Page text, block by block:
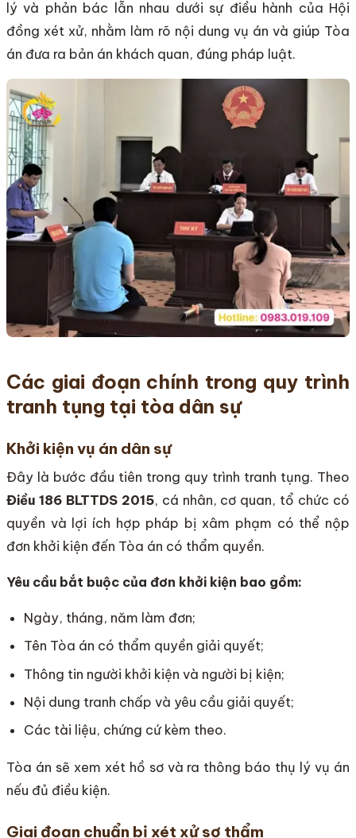
lý và phản bác lẫn nhau dưới sự điều hành của Hội
đồng xét xử, nhằm làm rõ nội dung vụ án và giúp Tòa
án đưa ra bản án khách quan, đúng pháp luật.
Các giai đoạn chính trong quy trình
tranh tụng tại tòa dân sự
Khởi kiện vụ án dân sự
Đây là bước đầu tiên trong quy trình tranh tụng. Theo
Điều 186 BLTTDS 2015, cá nhân, cơ quan, tổ chức có
quyền và lợi ích hợp pháp bị xâm phạm có thể nộp
đơn khởi kiện đến Tòa án có thẩm quyền.
Yêu cầu bắt buộc của đơn khởi kiện bao gồm:
Ngày, tháng, năm làm đơn;
Tên Tòa án có thẩm quyền giải quyết;
Thông tin người khởi kiện và người bị kiện;
Nội dung tranh chấp và yêu cầu giải quyết;
Các tài liệu, chứng cứ kèm theo.
Tòa án sẽ xem xét hồ sơ và ra thông báo thụ lý vụ án
nếu đủ điều kiện.
Giai đoạn chuẩn bị xét xử sơ thẩm